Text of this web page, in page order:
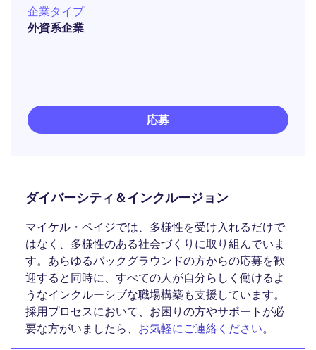
企業タイプ
外資系企業
応募
ダイバーシティ＆インクルージョン
マイケル・ペイジでは、多様性を受け入れるだけで
はなく、多様性のある社会づくりに取り組んでいま
す。あらゆるバックグラウンドの方からの応募を歓
迎すると同時に、すべての人が自分らしく働けるよ
うなインクルーシブな職場構築も支援しています。
採用プロセスにおいて、お困りの方やサポートが必
要な方がいましたら、 お気軽にご連絡ください。